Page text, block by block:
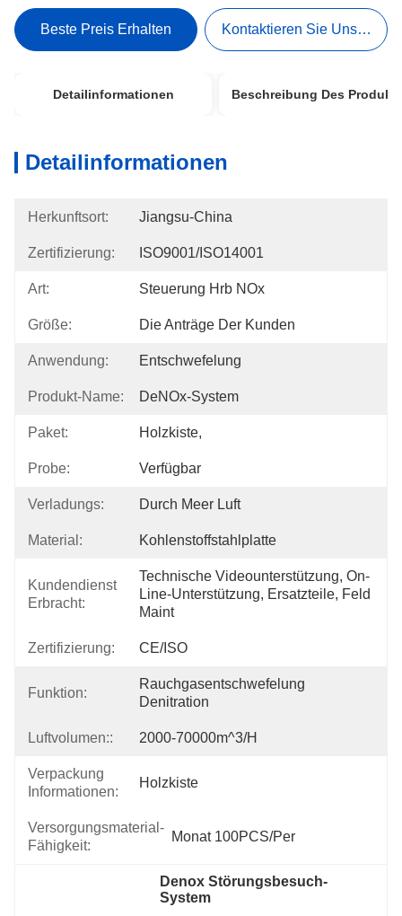
Beste Preis Erhalten Kontaktieren Sie Uns Jetzt
Detailinformationen Beschreibung Des
Detailinformationen
Herkunftsort: Jiangsu-China
Zertifizierung: ISO9001/ISO14001
Art: Steuerung Hrb NOx
Größe: Die Anträge Der Kunden
Anwendung: Entschwefelung
Produkt-Name: DeNOx-System
Paket: Holzkiste,
Probe: Verfügbar
Verladungs: Durch Meer Luft
Material: Kohlenstoffstahlplatte
Kundendienst
Erbracht:
Technische Videounterstützung, On-
Line-Unterstützung, Ersatzteile, Feld
Maint
Zertifizierung: CE/ISO
Funktion:
Rauchgasentschwefelung
Denitration
Luftvolumen:: 2000-70000m^3/h
Verpackung
Informationen:
Holzkiste
Versorgungsmaterial-
Fähigkeit:
Monat 100PCS/Per
Denox Störungsbesuch-
System